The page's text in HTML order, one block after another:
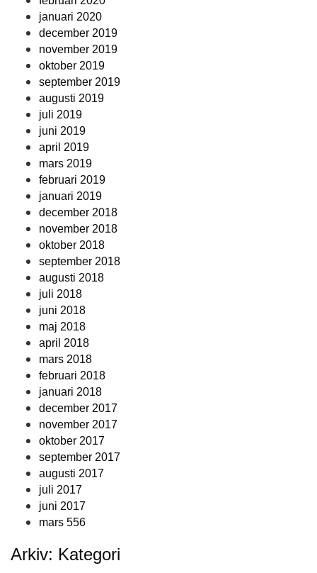
januari 2020
december 2019
november 2019
oktober 2019
september 2019
augusti 2019
juli 2019
juni 2019
april 2019
mars 2019
februari 2019
januari 2019
december 2018
november 2018
oktober 2018
september 2018
augusti 2018
juli 2018
juni 2018
maj 2018
april 2018
mars 2018
februari 2018
januari 2018
december 2017
november 2017
oktober 2017
september 2017
augusti 2017
juli 2017
juni 2017
mars 556
Arkiv: Kategori